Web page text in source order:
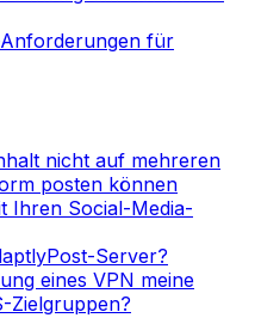
für
nicht auf mehreren
posten können
Ihren Social-Media-
Server?
eines VPN meine
Zielgruppen?